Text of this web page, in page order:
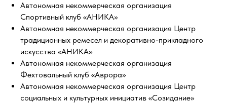
Автономная некоммерческая организация
Спортивный клуб «АНИКА»
Автономная некоммерческая организация Центр
традиционных ремесел и декоративно-прикладного
искусства «АНИКА»
Автономная некоммерческая организация
Фехтовальный клуб «Аврора»
Автономная некоммерческая организация Центр
социальных и культурных инициатив «Созидание»